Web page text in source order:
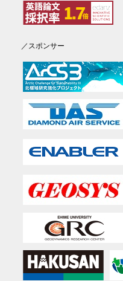
／スポンサー